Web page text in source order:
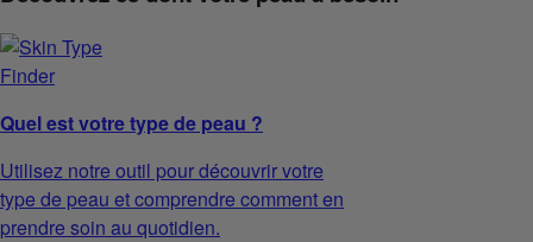
Quel est votre type de peau ?
Utilisez notre outil pour découvrir votre
type de peau et comprendre comment en
prendre soin au quotidien.